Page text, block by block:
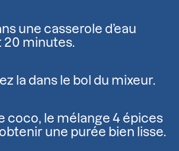
une casserole d’eau
20 minutes.
la dans le bol du mixeur.
coco, le mélange 4 épices
une purée bien lisse.